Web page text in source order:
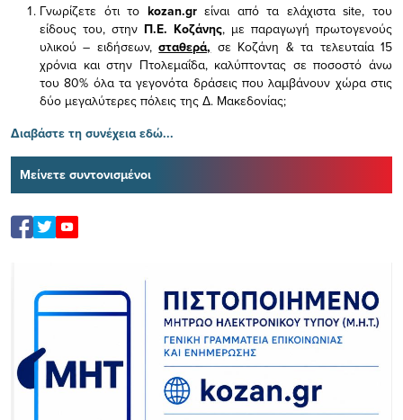
Γνωρίζετε ότι το kozan.gr είναι από τα ελάχισταsite, του
είδους του, στην Π.Ε. Κοζάνης, με παραγωγή πρωτογενούς
υλικού – ειδήσεων,σταθερά, σε Κοζάνη & τα τελευταία 15
χρόνια και στην Πτολεμαΐδα, καλύπτοντας σε ποσοστό άνω
του 80% όλα τα γεγονότα δράσεις που λαμβάνουν χώρα στις
δύο μεγαλύτερες πόλεις της Δ. Μακεδονίας;
Διαβάστε τη συνέχεια εδώ...
Μείνετε συντονισμένοι